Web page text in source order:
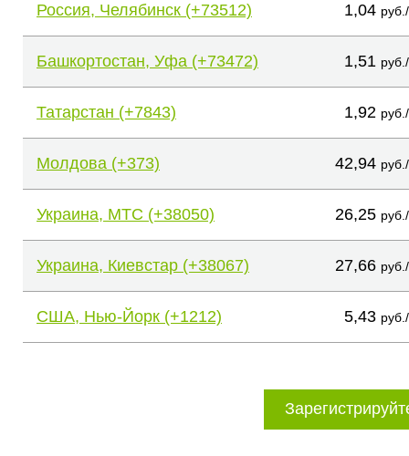
Россия, Челябинск (+73512) 1,04
Башкортостан, Уфа (+73472) 1,51
Татарстан (+7843) 1,92
Молдова (+373) 42,94
Украина, МТС (+38050) 26,25
Украина, Киевстар (+38067) 27,66
США, Нью-Йорк (+1212) 5,43